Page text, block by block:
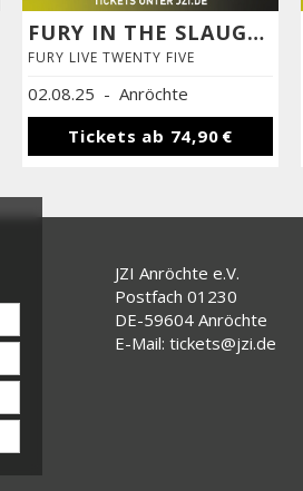
FURY IN THE SLAUGHTERHOUSE
FURY LIVE TWENTY FIVE
02.08.25 - Anröchte
Tickets ab 74,90 €
JZI Anröchte e.V.
Postfach 01230
DE-59604 Anröchte
E-Mail: tickets@jzi.de